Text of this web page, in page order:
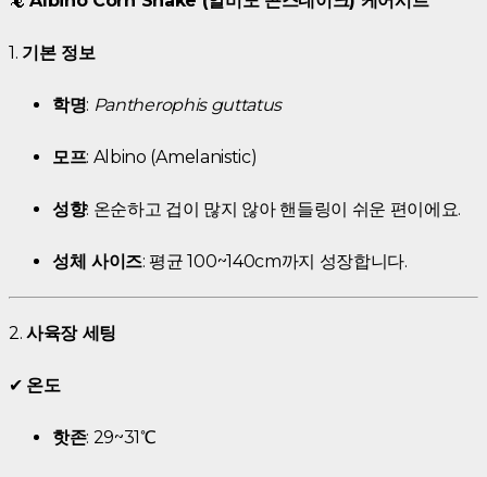
1. 기본 정보
학명: Pantherophis guttatus
모프: Albino (Amelanistic)
성향: 온순하고 겁이 많지 않아 핸들링이 쉬운 편이에요.
성체 사이즈: 평균 100~140cm까지 성장합니다.
2.사육장 세팅
✔ 온도
핫존: 29~31℃